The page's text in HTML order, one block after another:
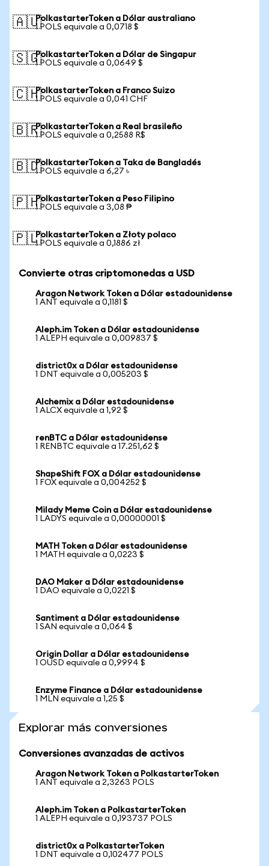
🇦🇺PolkastarterToken a Dólar australiano
1 POLS equivale a 0,0718 $
🇸🇬PolkastarterToken a Dólar de Singapur
1 POLS equivale a 0,0649 $
🇨🇭PolkastarterToken a Franco Suizo
1 POLS equivale a 0,041 CHF
🇧🇷PolkastarterToken a Real brasileño
1 POLS equivale a 0,2588 R$
🇧🇩PolkastarterToken a Taka de Bangladés
1 POLS equivale a 6,27 ৳
🇵🇭PolkastarterToken a Peso Filipino
1 POLS equivale a 3,08 ₱
🇵🇱PolkastarterToken a Złoty polaco
1 POLS equivale a 0,1886 zł
Convierte otras criptomonedas a USD
Aragon Network Token a Dólar estadounidense
1 ANT equivale a 0,1181 $
Aleph.im Token a Dólar estadounidense
1 ALEPH equivale a 0,009837 $
district0x a Dólar estadounidense
1 DNT equivale a 0,005203 $
Alchemix a Dólar estadounidense
1 ALCX equivale a 1,92 $
renBTC a Dólar estadounidense
1 RENBTC equivale a 17.251,62 $
ShapeShift FOX a Dólar estadounidense
1 FOX equivale a 0,004252 $
Milady Meme Coin a Dólar estadounidense
1 LADYS equivale a 0,00000001 $
MATH Token a Dólar estadounidense
1 MATH equivale a 0,0223 $
DAO Maker a Dólar estadounidense
1 DAO equivale a 0,0221 $
Santiment a Dólar estadounidense
1 SAN equivale a 0,064 $
Origin Dollar a Dólar estadounidense
1 OUSD equivale a 0,9994 $
Enzyme Finance a Dólar estadounidense
1 MLN equivale a 1,25 $
Explorar más conversiones
Conversiones avanzadas de activos
Aragon Network Token a PolkastarterToken
1 ANT equivale a 2,3263 POLS
Aleph.im Token a PolkastarterToken
1 ALEPH equivale a 0,193737 POLS
district0x a PolkastarterToken
1 DNT equivale a 0,102477 POLS